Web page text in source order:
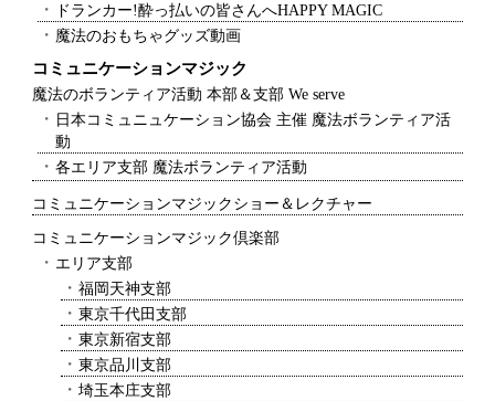
ドランカー!酔っ払いの皆さんへHAPPY MAGIC
魔法のおもちゃグッズ動画
コミュニケーションマジック
魔法のボランティア活動 本部＆支部 We serve
日本コミュニュケーション協会 主催 魔法ボランティア活
動
各エリア支部 魔法ボランティア活動
コミュニケーションマジックショー＆レクチャー
コミュニケーションマジック倶楽部
エリア支部
福岡天神支部
東京千代田支部
東京新宿支部
東京品川支部
埼玉本庄支部